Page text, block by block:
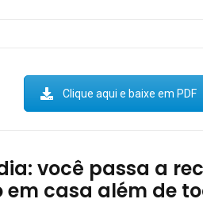
Clique aqui e baixe em PDF
você passa a
casa além de